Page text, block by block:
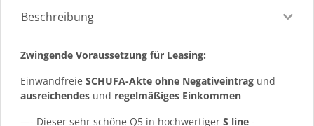
Beschreibung
Zwingende Voraussetzung für Leasing:
Einwandfreie SCHUFA-Akte ohne Negativeintrag und
ausreichendes und regelmäßiges Einkommen
—- Dieser sehr schöne Q5 in hochwertiger S line -